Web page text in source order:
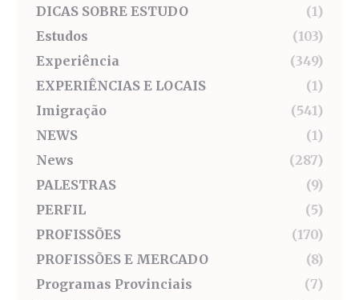
DICAS SOBRE ESTUDO
(1)
Estudos
(103)
Experiência
(349)
EXPERIÊNCIAS E LOCAIS
(1)
Imigração
(541)
NEWS
(1)
News
(287)
PALESTRAS
(9)
PERFIL
(5)
PROFISSÕES
(170)
PROFISSÕES E MERCADO
(8)
Programas Provinciais
(7)